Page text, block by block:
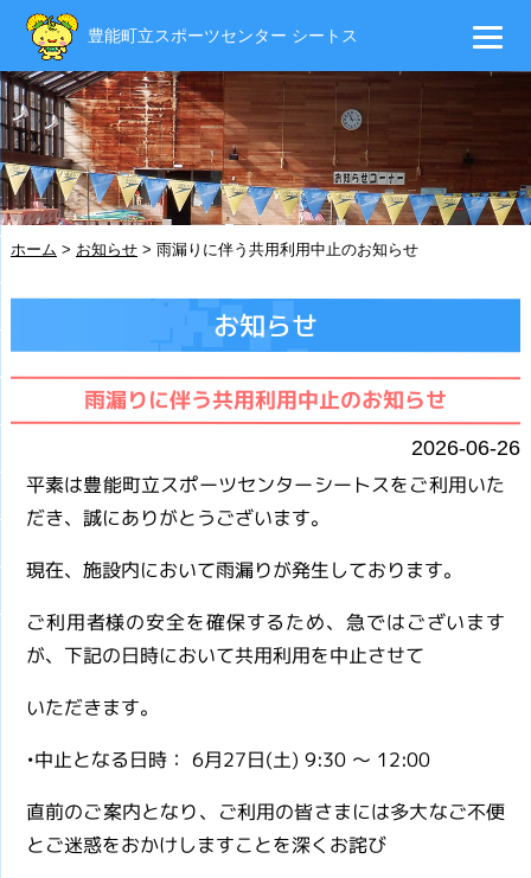
ホーム > お知らせ> 雨漏りに伴う共用利用中止のお知らせ
お知らせ
雨漏りに伴う共用利用中止のお知らせ
2026-06-26
平素は豊能町立スポーツセンターシートスをご利用いた
だき、誠にありがとうございます。
現在、施設内において雨漏りが発生しております。
ご利用者様の安全を確保するため、急ではございます
が、下記の日時において共用利用を中止させて
いただきます。
•中止となる日時： 6月27日(土) 9:30 ～ 12:00
直前のご案内となり、ご利用の皆さまには多大なご不便
とご迷惑をおかけしますことを深くお詫び
豊能町立スポーツセンター シートス